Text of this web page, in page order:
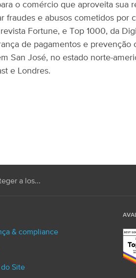
o comércio que aproveita sua
e abusos cometidos por
Fortune, e Top 1000, da
de pagamentos e prevenção
San José, no estado norte-
e Londres.
a los...
& compliance
do Site